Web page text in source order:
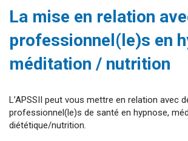
La mise en relation
professionnel(le)s en
méditation / nutrition
L’APSSII peut vous mettre en relation avec
professionnel(le)s de santé en hypnose,
diététique/nutrition.